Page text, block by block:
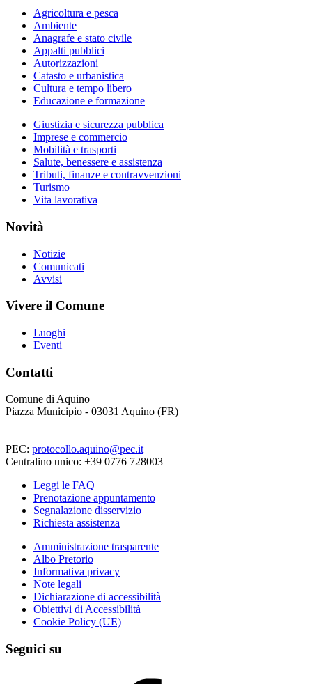
Agricoltura e pesca
Ambiente
Anagrafe e stato civile
Appalti pubblici
Autorizzazioni
Catasto e urbanistica
Cultura e tempo libero
Educazione e formazione
Giustizia e sicurezza pubblica
Imprese e commercio
Mobilità e trasporti
Salute, benessere e assistenza
Tributi, finanze e contravvenzioni
Turismo
Vita lavorativa
Novità
Notizie
Comunicati
Avvisi
Vivere il Comune
Luoghi
Eventi
Contatti
Comune di Aquino
Piazza Municipio - 03031 Aquino (FR)
PEC: protocollo.aquino@pec.it
Centralino unico: +39 0776 728003
Leggi le FAQ
Prenotazione appuntamento
Segnalazione disservizio
Richiesta assistenza
Amministrazione trasparente
Albo Pretorio
Informativa privacy
Note legali
Dichiarazione di accessibilità
Obiettivi di Accessibilità
Cookie Policy (UE)
Seguici su